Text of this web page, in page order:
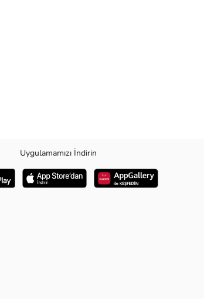
hem günlük hayatta hem de iş ortamında
Uygulamamızı İndirin